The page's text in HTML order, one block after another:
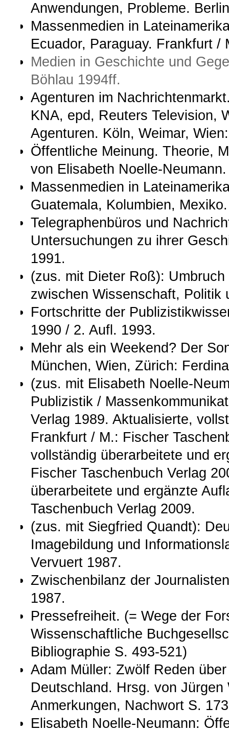
Anwendungen, Probleme.
Massenmedien in
Ecuador, Paraguay. Frankfurt /
Medien in Geschichte und
Böhlau 1994ff.
Agenturen im
KNA, epd, Reuters Television,
Agenturen. Köln, Weimar,
Öffentliche Meinung. Theorie,
von Elisabeth Noelle-
Massenmedien in
Guatemala, Kolumbien,
Telegraphenbüros und
Untersuchungen zu ihrer
1991.
(zus. mit Dieter Roß):
zwischen Wissenschaft, Politik
Fortschritte der
1990 / 2. Aufl. 1993.
Mehr als ein Weekend? Der
München, Wien, Zürich:
(zus. mit Elisabeth Noelle-
Publizistik /
Verlag 1989. Aktualisierte,
Frankfurt / M.: Fischer
vollständig überarbeitete und
Fischer Taschenbuch Verlag
überarbeitete und ergänzte
Taschenbuch Verlag 2009.
(zus. mit Siegfried Quandt):
Imagebildung und
Vervuert 1987.
Zwischenbilanz der
1987.
Pressefreiheit. (= Wege der
Wissenschaftliche
Bibliographie S. 493-521)
Adam Müller: Zwölf Reden
Deutschland. Hrsg. von
Anmerkungen, Nachwort S.
Elisabeth Noelle-Neumann: